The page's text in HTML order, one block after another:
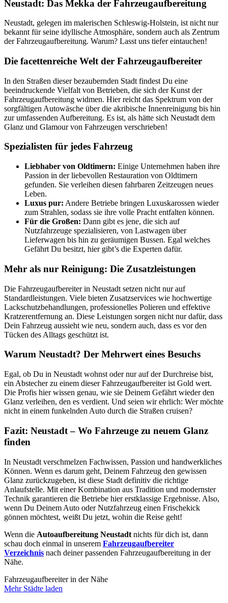
Neustadt: Das Mekka der Fahrzeugaufbereitung
Neustadt, gelegen im malerischen Schleswig-Holstein, ist nicht nur
bekannt für seine idyllische Atmosphäre, sondern auch als Zentrum
der Fahrzeugaufbereitung. Warum? Lasst uns tiefer eintauchen!
Die facettenreiche Welt der Fahrzeugaufbereiter
In den Straßen dieser bezaubernden Stadt findest Du eine
beeindruckende Vielfalt von Betrieben, die sich der Kunst der
Fahrzeugaufbereitung widmen. Hier reicht das Spektrum von der
sorgfältigen Autowäsche über die akribische Innenreinigung bis hin
zur umfassenden Aufbereitung. Es ist, als hätte sich Neustadt dem
Glanz und Glamour von Fahrzeugen verschrieben!
Spezialisten für jedes Fahrzeug
Liebhaber von Oldtimern: Einige Unternehmen haben ihre
Passion in der liebevollen Restauration von Oldtimern
gefunden. Sie verleihen diesen fahrbaren Zeitzeugen neues
Leben.
Luxus pur: Andere Betriebe bringen Luxuskarossen wieder
zum Strahlen, sodass sie ihre volle Pracht entfalten können.
Für die Großen: Dann gibt es jene, die sich auf
Nutzfahrzeuge spezialisieren, von Lastwagen über
Lieferwagen bis hin zu geräumigen Bussen. Egal welches
Gefährt Du besitzt, hier gibt’s die Experten dafür.
Mehr als nur Reinigung: Die Zusatzleistungen
Die Fahrzeugaufbereiter in Neustadt setzen nicht nur auf
Standardleistungen. Viele bieten Zusatzservices wie hochwertige
Lackschutzbehandlungen, professionelles Polieren und effektive
Kratzerentfernung an. Diese Leistungen sorgen nicht nur dafür, dass
Dein Fahrzeug aussieht wie neu, sondern auch, dass es vor den
Tücken des Alltags geschützt ist.
Warum Neustadt? Der Mehrwert eines Besuchs
Egal, ob Du in Neustadt wohnst oder nur auf der Durchreise bist,
ein Abstecher zu einem dieser Fahrzeugaufbereiter ist Gold wert.
Die Profis hier wissen genau, wie sie Deinem Gefährt wieder den
Glanz verleihen, den es verdient. Und seien wir ehrlich: Wer möchte
nicht in einem funkelnden Auto durch die Straßen cruisen?
Fazit: Neustadt – Wo Fahrzeuge zu neuem Glanz
finden
In Neustadt verschmelzen Fachwissen, Passion und handwerkliches
Können. Wenn es darum geht, Deinem Fahrzeug den gewissen
Glanz zurückzugeben, ist diese Stadt definitiv die richtige
Anlaufstelle. Mit einer Kombination aus Tradition und modernster
Technik garantieren die Betriebe hier erstklassige Ergebnisse. Also,
wenn Du Deinem Auto oder Nutzfahrzeug einen Frischekick
gönnen möchtest, weißt Du jetzt, wohin die Reise geht!
Wenn die Autoaufbereitung Neustadt nichts für dich ist, dann
schau doch einmal in unserem Fahrzeugaufbereiter
Verzeichnis nach deiner passenden Fahrzeugaufbereitung in der
Nähe.
Fahrzeugaufbereiter in der Nähe
Mehr Städte laden